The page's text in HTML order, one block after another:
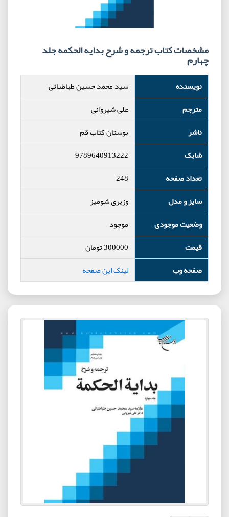
مشخصات کتاب ترجمه و شرح بدایه الحکمه جلد
چهارم
نویسنده
سید محمد حسین طباطبائی
مترجم
علی شیروانی
ناشر
بوستان کتاب قم
شابک
9789640913222
تعداد صفحه
248
سایز و مدل
وزیری شومیز
وضعیت موجودی
موجود
قیمت
300000تومان
صفحه وب
لینک این صفحه